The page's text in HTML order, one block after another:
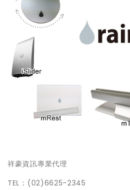
祥豪資訊專業代理
TEL：(02)6625-2345